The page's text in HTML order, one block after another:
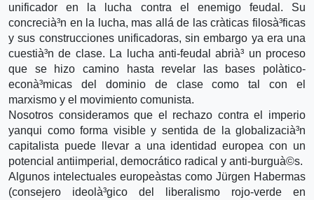
unificador en la lucha contra el enemigo feudal. Su
concrecià³n en la lucha, mas allá de las crà­ticas filosà³ficas
y sus construcciones unificadoras, sin embargo ya era una
cuestià³n de clase. La lucha anti-feudal abrià³ un proceso
que se hizo camino hasta revelar las bases polà­tico-
econà³micas del dominio de clase como tal con el
marxismo y el movimiento comunista.
Nosotros consideramos que el rechazo contra el imperio
yanqui como forma visible y sentida de la globalizacià³n
capitalista puede llevar a una identidad europea con un
potencial antiimperial, democrático radical y anti-burguà©s.
Algunos intelectuales europeà­stas como Jürgen Habermas
(consejero ideolà³gico del liberalismo rojo-verde en